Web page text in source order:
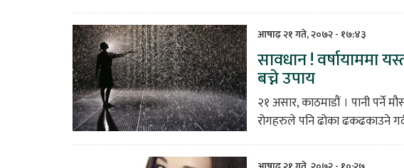
आषाढ़ २१ गते, २०७२ - १७:४३
सावधान ! वर्षायाममा
बच्ने उपाय
२१ असार, काठमाडौं । पानी पर्ने
रोगहरुले पनि ढोका ढकढकाउने